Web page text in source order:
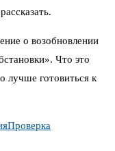
о возобновлении
Что это
лучше готовиться к
Проверка